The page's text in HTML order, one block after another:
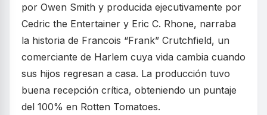
por Owen Smith y producida ejecutivamente por
Cedric the Entertainer y Eric C. Rhone, narraba
la historia de Francois “Frank” Crutchfield, un
comerciante de Harlem cuya vida cambia cuando
sus hijos regresan a casa. La producción tuvo
buena recepción crítica, obteniendo un puntaje
del 100% en Rotten Tomatoes.